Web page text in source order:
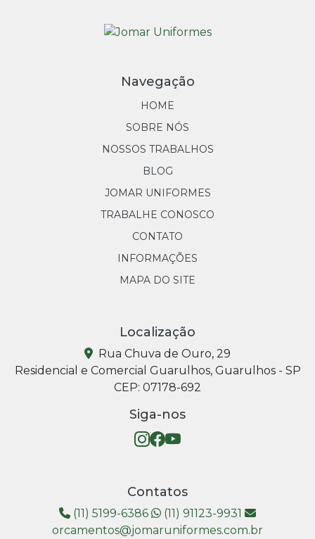
Navegação
HOME
SOBRE NÓS
NOSSOS TRABALHOS
BLOG
JOMAR UNIFORMES
TRABALHE CONOSCO
CONTATO
INFORMAÇÕES
MAPA DO SITE
Localização
Rua Chuva de Ouro, 29
Residencial e Comercial Guarulhos, Guarulhos - SP
CEP: 07178-692
Siga-nos
Contatos
(11) 5199-6386
(11) 91123-9931
orcamentos@jomaruniformes.com.br